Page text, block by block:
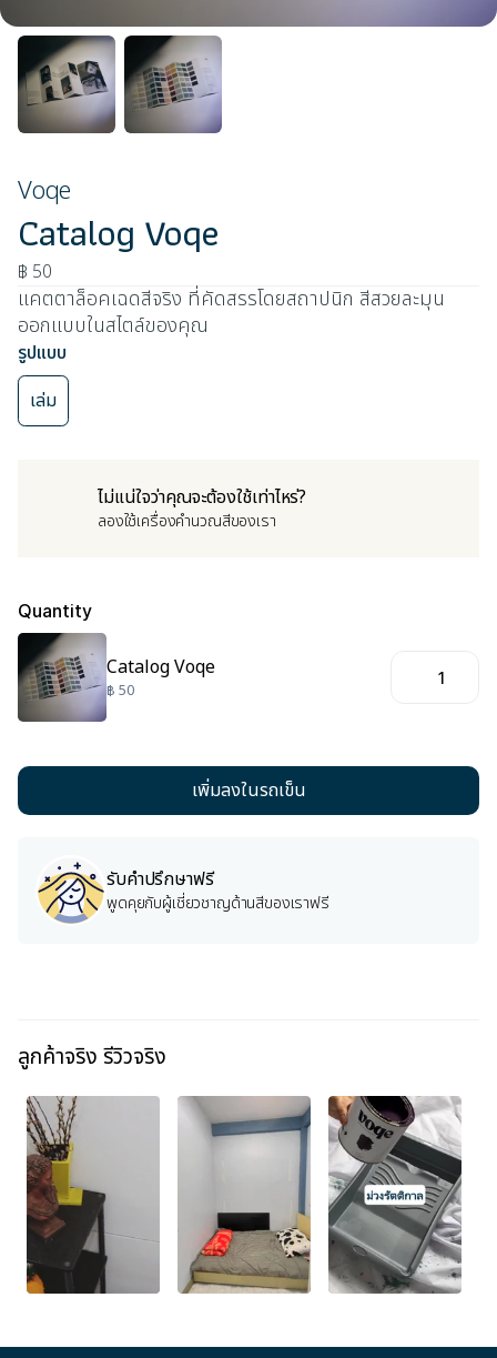
Voqe
Catalog Voqe
฿ 50
แคตตาล็อคเฉดสีจริง ที่คัดสรรโดยสถาปนิก สีสวยละมุน
ออกแบบในสไตล์ของคุณ
รูปแบบ
เล่ม
ไม่แน่ใจว่าคุณจะต้องใช้เท่าไหร่?
ลองใช้เครื่องคำนวณสีของเรา
Quantity
Catalog Voqe
฿ 50
รับคำปรึกษาฟรี
พูดคุยกับผู้เชี่ยวชาญด้านสีของเราฟรี
ลูกค้าจริง รีวิวจริง